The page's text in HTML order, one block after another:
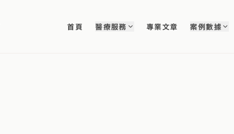
首頁 醫療服務 專業文章 案例數據